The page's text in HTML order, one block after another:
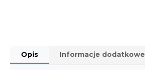
Opis Informacje dodatkowe